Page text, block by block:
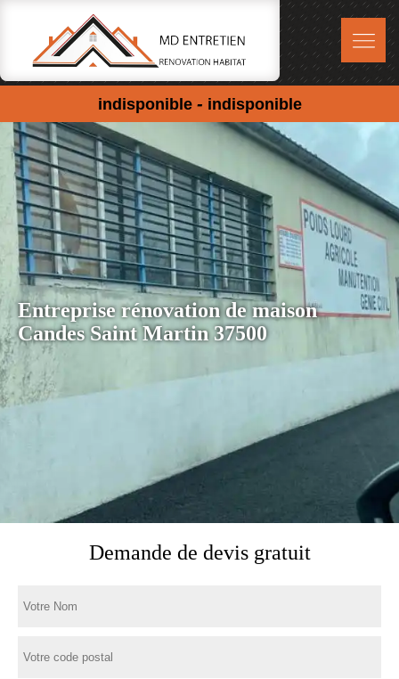
indisponible - indisponible
Entreprise rénovation de maison
Candes Saint Martin 37500
Demande de devis gratuit